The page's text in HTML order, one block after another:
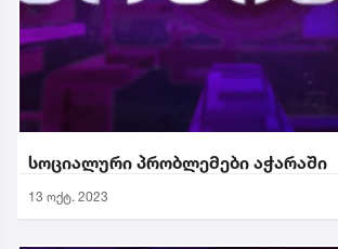
სოციალური პრობლემები აჭარაში
13 ოქტ. 2023